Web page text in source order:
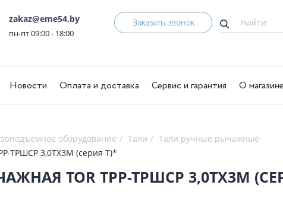
zakaz@eme54.by
пн-пт 09:00 - 18:00
Заказать звонок
Новости Оплата и доставка Сервис и гарантия О магазине
оборудование Тали
Тали ручные рычажные
ТРШСР 3,0ТХ3М (серия T)*
TOR ТРР-ТРШСР 3,0ТХ3М